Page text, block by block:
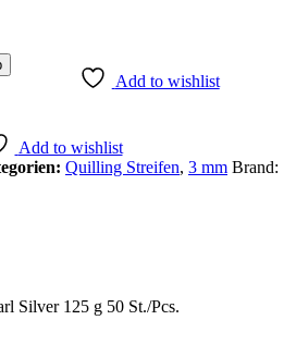
Add to wishlist
Add to wishlist
Quilling Streifen, 3 mm Brand:
Silver 125 g 50 St./Pcs.